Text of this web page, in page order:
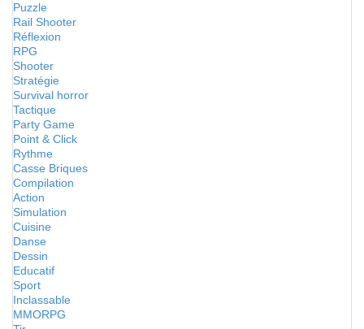
Puzzle
Rail Shooter
Réflexion
RPG
Shooter
Stratégie
Survival horror
Tactique
Party Game
Point & Click
Rythme
Casse Briques
Compilation
Action
Simulation
Cuisine
Danse
Dessin
Educatif
Sport
Inclassable
MMORPG